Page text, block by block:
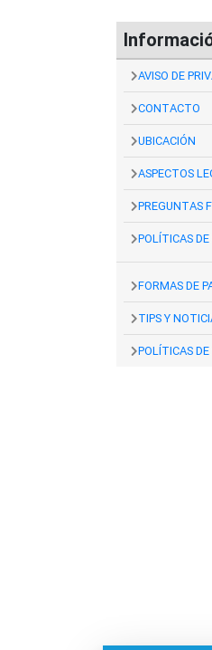
AVISO DE
CONTACTO
UBICACIÓN
ASPECTOS
PREGUNTAS
POLÍTICAS
FORMAS DE
TIPS Y
POLÍTICAS